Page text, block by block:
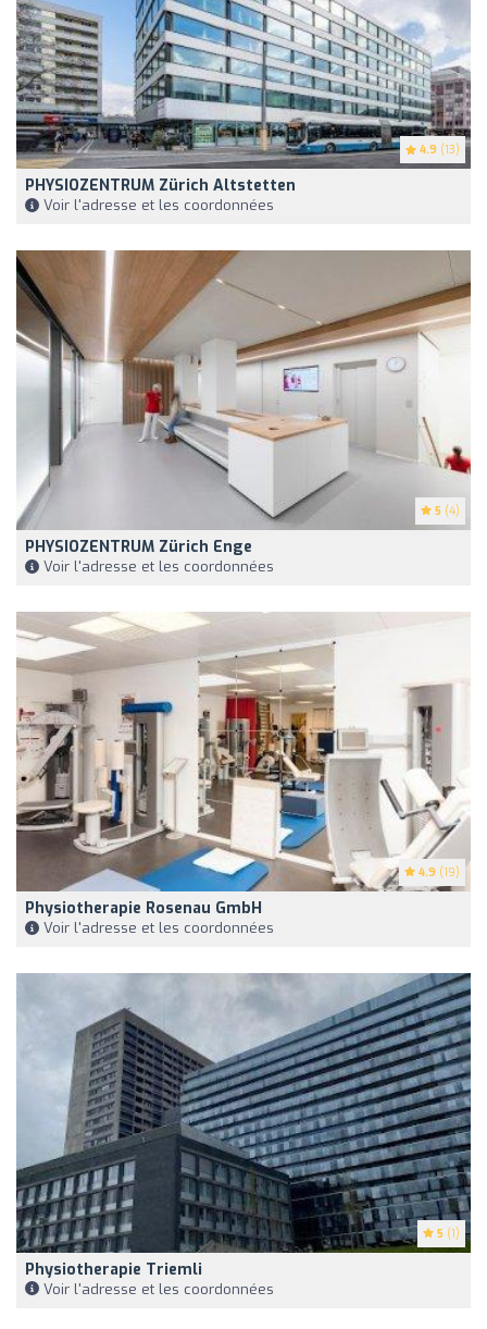
4.9 (13)
PHYSIOZENTRUM Zürich Altstetten
Voir l'adresse et les coordonnées
5 (4)
PHYSIOZENTRUM Zürich Enge
Voir l'adresse et les coordonnées
4.9 (19)
Physiotherapie Rosenau GmbH
Voir l'adresse et les coordonnées
5 (1)
Physiotherapie Triemli
Voir l'adresse et les coordonnées